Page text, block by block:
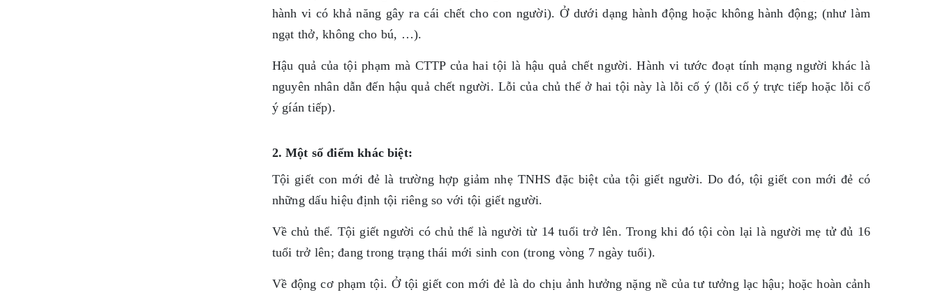
hành vi có khả năng gây ra cái chết cho con người). Ở dưới dạng hành động hoặc không hành động; (như làm
ngạt thở, không cho bú, …).
Hậu quả của tội phạm mà CTTP của hai tội là hậu quả chết người. Hành vi tước đoạt tính mạng người khác là
nguyên nhân dẫn đến hậu quả chết người. Lỗi của chủ thể ở hai tội này là lỗi cố ý (lỗi cố ý trực tiếp hoặc lỗi cố
ý gíán tiếp).
2. Một số điểm khác biệt:
Tội giết con mới đẻ là trường hợp giảm nhẹ TNHS đặc biệt của tội giết người. Do đó, tội giết con mới đẻ có
những dấu hiệu định tội riêng so với tội giết người.
Về chủ thể. Tội giết người có chủ thể là người từ 14 tuổi trở lên. Trong khi đó tội còn lại là người mẹ tử đủ 16
tuổi trở lên; đang trong trạng thái mới sinh con (trong vòng 7 ngày tuổi).
Về động cơ phạm tội. Ở tội giết con mới đẻ là do chịu ảnh hưởng nặng nề của tư tưởng lạc hậu; hoặc hoàn cảnh